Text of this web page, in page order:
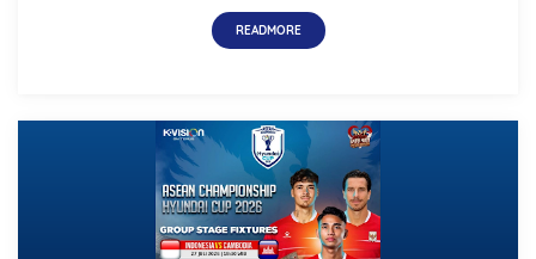
READMORE